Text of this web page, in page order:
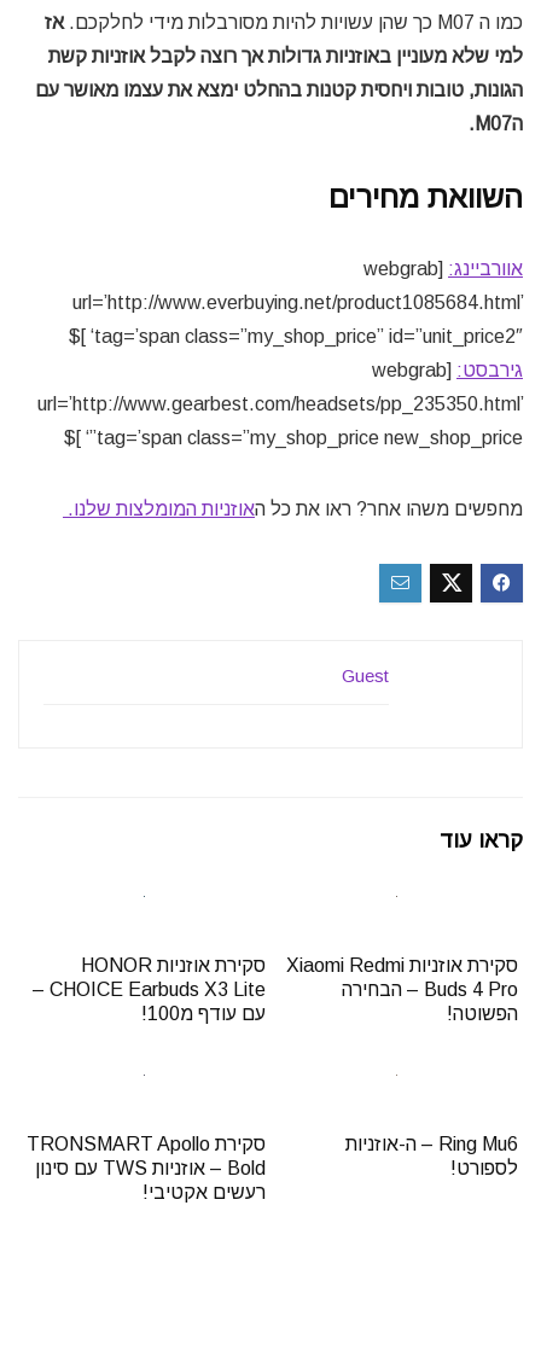
כמו ה M07 כך שהן עשויות להיות מסורבלות מידי לחלקכם.
אז
למי שלא מעוניין באוזניות גדולות אך רוצה לקבל אוזניות קשת
הגונות, טובות ויחסית קטנות בהחלט ימצא את עצמו מאושר עם
הM07.
השוואת מחירים
אוורביינג: [webgrab
url=’http://www.everbuying.net/product1085684.html’
tag=’span class=”my_shop_price” id=”unit_price2″‘ ]$
גירבסט: [webgrab
url=’http://www.gearbest.com/headsets/pp_235350.html’
tag=’span class=”my_shop_price new_shop_price”‘ ]$
מחפשים משהו אחר? ראו את כל האוזניות המומלצות שלנו.
Guest
קראו עוד
סקירת אוזניות Xiaomi Redmi
Buds 4 Pro – הבחירה
הפשוטה!
סקירת אוזניות HONOR
CHOICE Earbuds X3 Lite –
עם עודף מ100!
Ring Mu6 – ה-אוזניות
לספורט!
סקירת TRONSMART Apollo
Bold – אוזניות TWS עם סינון
רעשים אקטיבי!